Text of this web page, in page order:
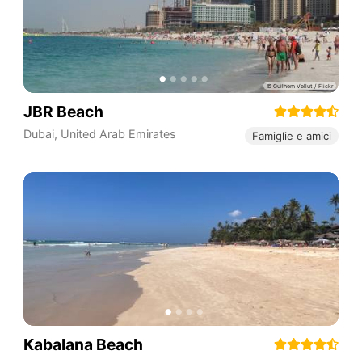
JBR Beach
Dubai, United Arab Emirates Famiglie e amici
Kabalana Beach